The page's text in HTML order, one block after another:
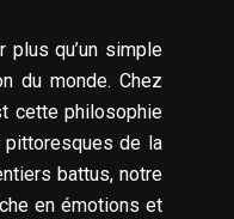
plus qu’un simple
du monde. Chez
cette philosophie
pittoresques de la
battus, notre
en émotions et